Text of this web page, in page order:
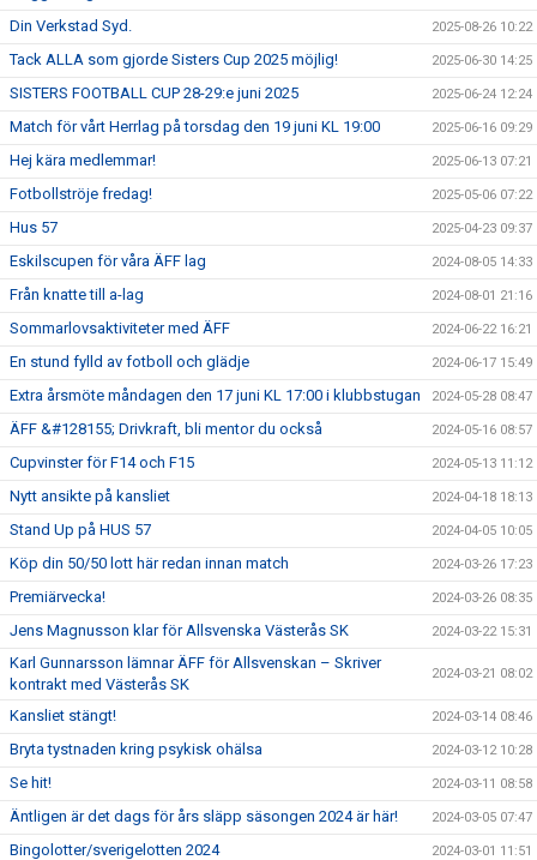
Din Verkstad Syd. 2025-08-26 10:22
Tack ALLA som gjorde Sisters Cup 2025 möjlig! 2025-06-30 14:25
SISTERS FOOTBALL CUP 28-29:e juni 2025 2025-06-24 12:24
Match för vårt Herrlag på torsdag den 19 juni KL 19:00 2025-06-16 09:29
Hej kära medlemmar! 2025-06-13 07:21
Fotbollströje fredag! 2025-05-06 07:22
Hus 57 2025-04-23 09:37
Eskilscupen för våra ÄFF lag 2024-08-05 14:33
Från knatte till a-lag 2024-08-01 21:16
Sommarlovsaktiviteter med ÄFF 2024-06-22 16:21
En stund fylld av fotboll och glädje 2024-06-17 15:49
Extra årsmöte måndagen den 17 juni KL 17:00 i klubbstugan 2024-05-28 08:47
ÄFF &#128155; Drivkraft, bli mentor du också 2024-05-16 08:57
Cupvinster för F14 och F15 2024-05-13 11:12
Nytt ansikte på kansliet 2024-04-18 18:13
Stand Up på HUS 57 2024-04-05 10:05
Köp din 50/50 lott här redan innan match 2024-03-26 17:23
Premiärvecka! 2024-03-26 08:35
Jens Magnusson klar för Allsvenska Västerås SK 2024-03-22 15:31
Karl Gunnarsson lämnar ÄFF för Allsvenskan – Skriver
kontrakt med Västerås SK
2024-03-21 08:02
Kansliet stängt! 2024-03-14 08:46
Bryta tystnaden kring psykisk ohälsa 2024-03-12 10:28
Se hit! 2024-03-11 08:58
Äntligen är det dags för års släpp säsongen 2024 är här! 2024-03-05 07:47
Bingolotter/sverigelotten 2024 2024-03-01 11:51